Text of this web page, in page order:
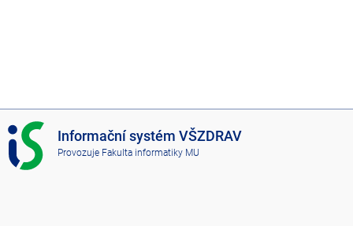
I
S
V
Informační systém VŠZDRAV
Provozuje Fakulta informatiky MU